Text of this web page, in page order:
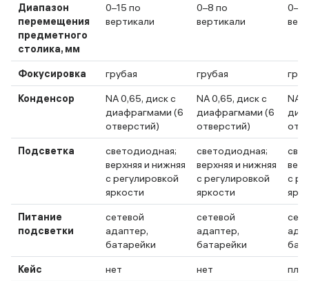
Диапазон
перемещения
предметного
столика, мм
0–15 по
вертикали
0–8 по
вертикали
Фокусировка грубая грубая
Конденсор
NA 0,65, диск с
диафрагмами (6
отверстий)
NA 0,65, диск с
диафрагмами (6
отверстий)
NA
Подсветка
светодиодная;
верхняя и нижняя
с регулировкой
яркости
светодиодная;
верхняя и нижняя
с регулировкой
яркости
с
Питание
подсветки
сетевой
адаптер,
батарейки
сетевой
адаптер,
батарейки
Кейс
нет нет